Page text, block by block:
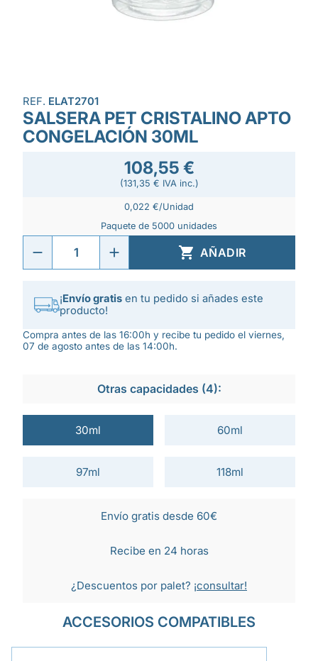
REF. ELAT2701
SALSERA PET CRISTALINO APTO
CONGELACIÓN 30ML
108,55 €
(131,35 € IVA inc.)
0,022 €/Unidad
Paquete de 5000 unidades
 AÑADIR
¡Envío gratis en tu pedido si añades este
producto!
Compra antes de las 16:00h y recibe tu pedido el viernes,
07 de agosto antes de las 14:00h.
Otras capacidades (4):
30ml 60ml
97ml 118ml
Envío gratis desde 60€
Recibe en 24 horas
¿Descuentos por palet? ¡consultar!
ACCESORIOS COMPATIBLES